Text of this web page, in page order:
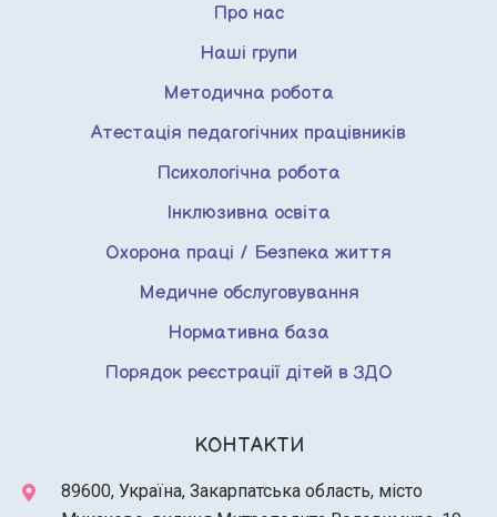
Про нас
Наші групи
Методична робота
Атестація педагогічних працівників
Психологічна робота
Інклюзивна освіта
Охорона праці / Безпека життя
Медичне обслуговування
Нормативна база
Порядок реєстрації дітей в ЗДО
КОНТАКТИ
89600, Україна, Закарпатська область, місто